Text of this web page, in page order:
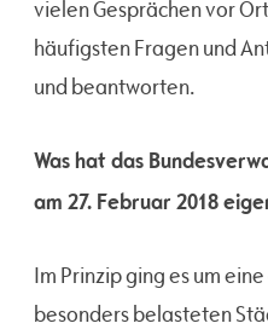
vielen Gesprächen vor
häufigsten Fragen und
und beantworten.
Was hat das
am 27. Februar 2018
Im Prinzip ging es um
besonders belasteten